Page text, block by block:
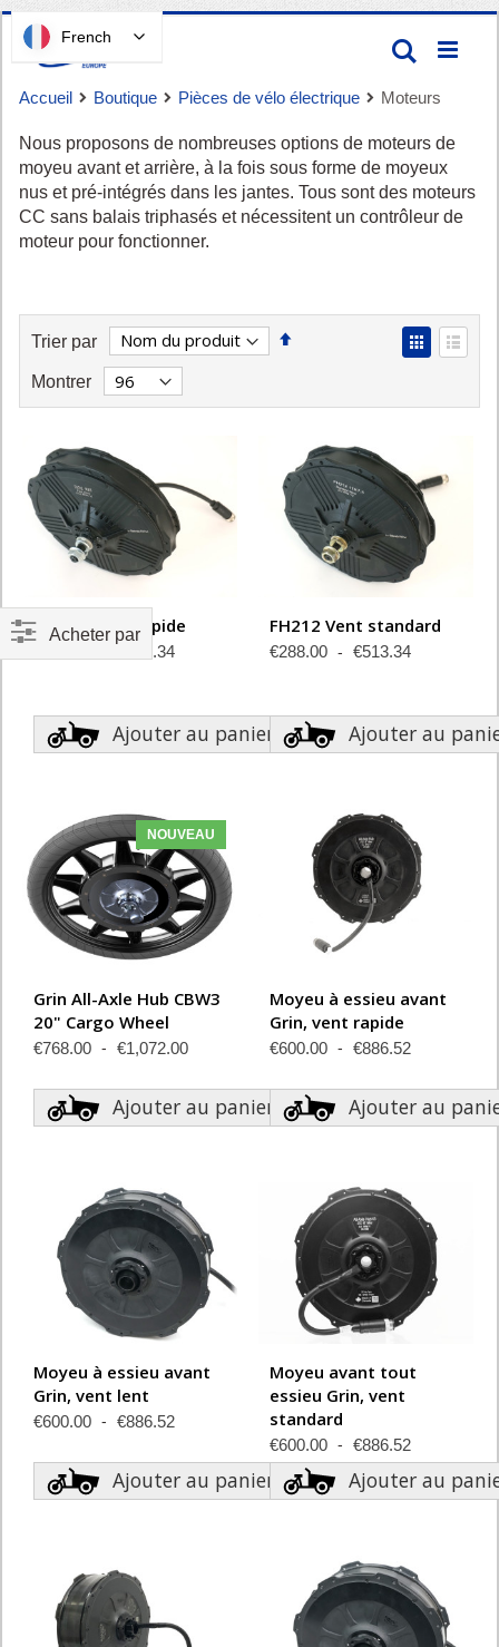
Passer
au
contenu
Accueil Boutique Pièces de vélo électrique Moteurs
Nous proposons de nombreuses options de moteurs de
moyeu avant et arrière, à la fois sous forme de moyeux
nus et pré-intégrés dans les jantes. Tous sont des moteurs
CC sans balais triphasés et nécessitent un contrôleur de
moteur pour fonctionner.
Trier par
Définir
décroissante
View
as
Montrer
FH212 Vent Rapide
€513.34
Ajouter au panier
FH212 Vent standard
€288.00 €513.34
Ajouter au
NOUVEAU
Grin All-Axle Hub CBW3
20" Cargo Wheel
€768.00 €1,072.00
Ajouter au panier
Moyeu à essieu avant
Grin, vent rapide
€600.00 €886.52
Ajouter au
Moyeu à essieu avant
Grin, vent lent
€600.00 €886.52
Ajouter au panier
Moyeu avant tout
essieu Grin, vent
standard
€600.00 €886.52
Ajouter au
Acheter par
French